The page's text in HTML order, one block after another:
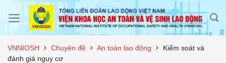
VNNIOSH Chuyên đề An toàn lao động
Kiểm soát và
đánh giá nguy cơ